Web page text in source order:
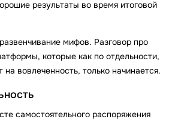
результаты во время итоговой
мифов. Разговор про
которые как по отдельности,
вовлеченность, только начинается.
самостоятельного распоряжения